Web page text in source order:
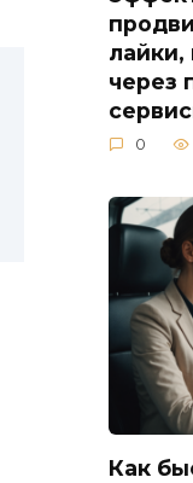
лайки,
через
0
Как